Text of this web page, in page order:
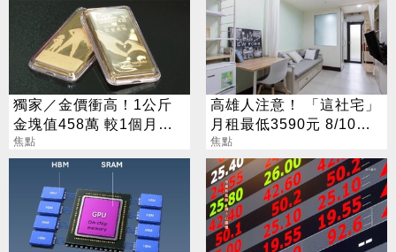
獨家／金價衝高！1公斤
金塊值458萬 較1個月前
增近28萬
焦點
高雄人注意！ 「這社宅」
月租最低3590元 8/10起
放申請
焦點